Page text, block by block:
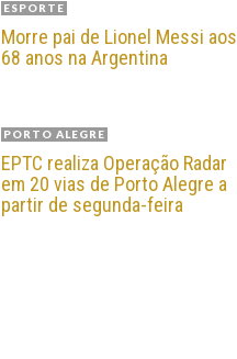
ESPORTE
Morre pai de Lionel Messi aos
68 anos na Argentina
PORTO ALEGRE
EPTC realiza Operação Radar
em 20 vias de Porto Alegre a
partir de segunda-feira